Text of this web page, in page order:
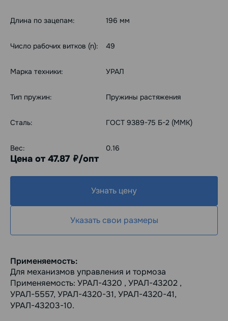
Длина по зацепам: 196 мм
Число рабочих витков (n): 49
Марка техники: УРАЛ
Тип пружин: Пружины растяжения
Сталь: ГОСТ 9389-75 Б-2 (ММК)
Вес: 0.16
Цена от 47.87 руб./опт
Узнать цену
Указать свои размеры
Применяемость:
Для механизмов управления и тормоза
Применяемость: УРАЛ-4320 , УРАЛ-43202 ,
УРАЛ-5557, УРАЛ-4320-31, УРАЛ-4320-41,
УРАЛ-43203-10.